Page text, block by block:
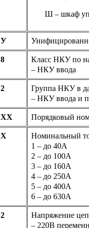
Ш – шкаф
У
8
Класс НКУ по
– НКУ ввода
2
Группа НКУ в
– НКУ ввода и
ХХ Порядковый
Х
Номинальный
1 – до 40А
2 – до 100А
3 – до 160А
4 – до 250А
5 – до 400А
6 – до 630А
2
Напряжение
– 220В